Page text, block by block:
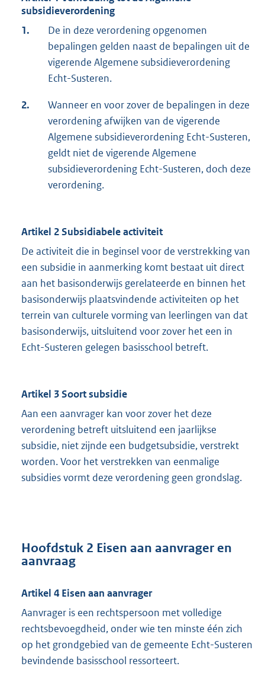
subsidieverordening
1.
De in deze verordening opgenomen
bepalingen gelden naast de bepalingen uit de
vigerende Algemene subsidieverordening
Echt-Susteren.
2.
Wanneer en voor zover de bepalingen in deze
verordening afwijken van de vigerende
Algemene subsidieverordening Echt-Susteren,
geldt niet de vigerende Algemene
subsidieverordening Echt-Susteren, doch deze
verordening.
Artikel 2 Subsidiabele activiteit
De activiteit die in beginsel voor de verstrekking van
een subsidie in aanmerking komt bestaat uit direct
aan het basisonderwijs gerelateerde en binnen het
basisonderwijs plaatsvindende activiteiten op het
terrein van culturele vorming van leerlingen van dat
basisonderwijs, uitsluitend voor zover het een in
Echt-Susteren gelegen basisschool betreft.
Artikel 3 Soort subsidie
Aan een aanvrager kan voor zover het deze
verordening betreft uitsluitend een jaarlijkse
subsidie, niet zijnde een budgetsubsidie, verstrekt
worden. Voor het verstrekken van eenmalige
subsidies vormt deze verordening geen grondslag.
Hoofdstuk 2 Eisen aan aanvrager en
aanvraag
Artikel 4 Eisen aan aanvrager
Aanvrager is een rechtspersoon met volledige
rechtsbevoegdheid, onder wie ten minste één zich
op het grondgebied van de gemeente Echt-Susteren
bevindende basisschool ressorteert.